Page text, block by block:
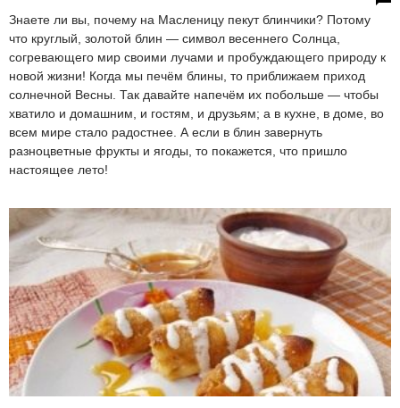
Знаете ли вы, почему на Масленицу пекут блинчики? Потому
что круглый, золотой блин — символ весеннего Солнца,
согревающего мир своими лучами и пробуждающего природу к
новой жизни! Когда мы печём блины, то приближаем приход
солнечной Весны. Так давайте напечём их побольше — чтобы
хватило и домашним, и гостям, и друзьям; а в кухне, в доме, во
всем мире стало радостнее. А если в блин завернуть
разноцветные фрукты и ягоды, то покажется, что пришло
настоящее лето!